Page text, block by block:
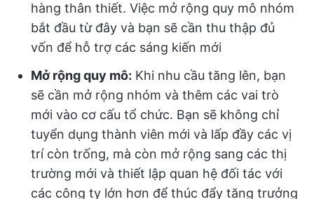
hàng thân thiết. Việc mở rộng quy mô nhóm
bắt đầu từ đây và bạn sẽ cần thu thập đủ
vốn để hỗ trợ các sáng kiến mới
Mở rộng quy mô: Khi nhu cầu tăng lên, bạn
sẽ cần mở rộng nhóm và thêm các vai trò
mới vào cơ cấu tổ chức. Bạn sẽ không chỉ
tuyển dụng thành viên mới và lấp đầy các vị
trí còn trống, mà còn mở rộng sang các thị
trường mới và thiết lập quan hệ đối tác với
các công ty lớn hơn để thúc đẩy tăng trưởng